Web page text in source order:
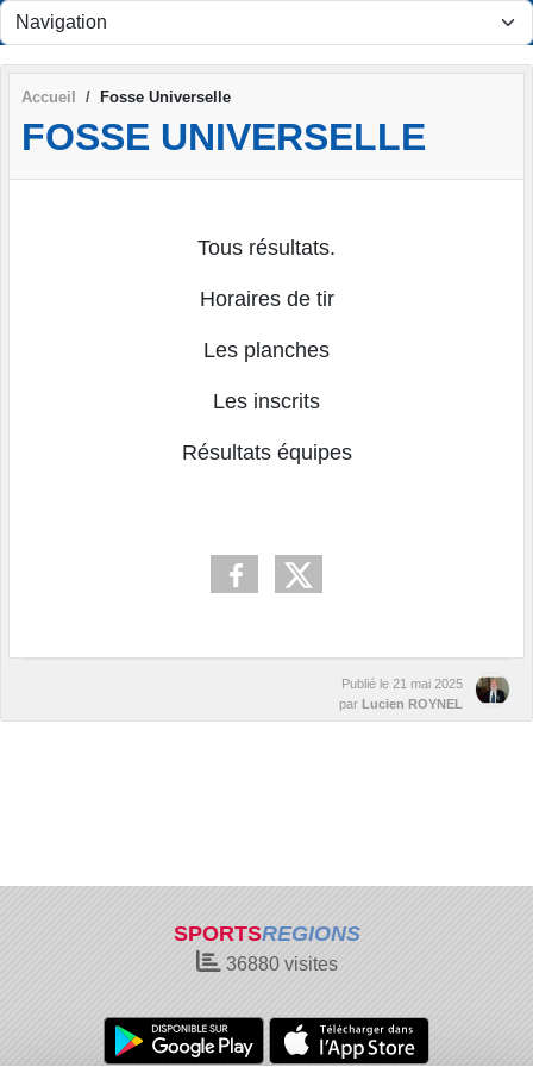
Accueil Fosse Universelle
FOSSE UNIVERSELLE
Tous résultats.
Horaires de tir
Les planches
Les inscrits
Résultats équipes
Publié le 21 mai 2025
par Lucien ROYNEL
SPORTSREGIONS
36880visites
Panneau de gestion des cookies